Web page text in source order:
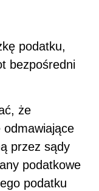
podatku,
bezpośredni
że
odmawiające
przez sądy
podatkowe
podatku